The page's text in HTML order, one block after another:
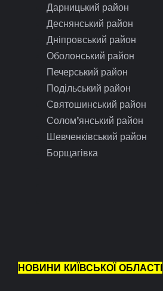
Дарницький район
Деснянський район
Дніпровський район
Оболонський район
Печерський район
Подільський район
Святошинський район
Солом’янський район
Шевченківський район
Борщагівка
НОВИНИ КИЇВСЬКОЇ ОБЛАСТІ